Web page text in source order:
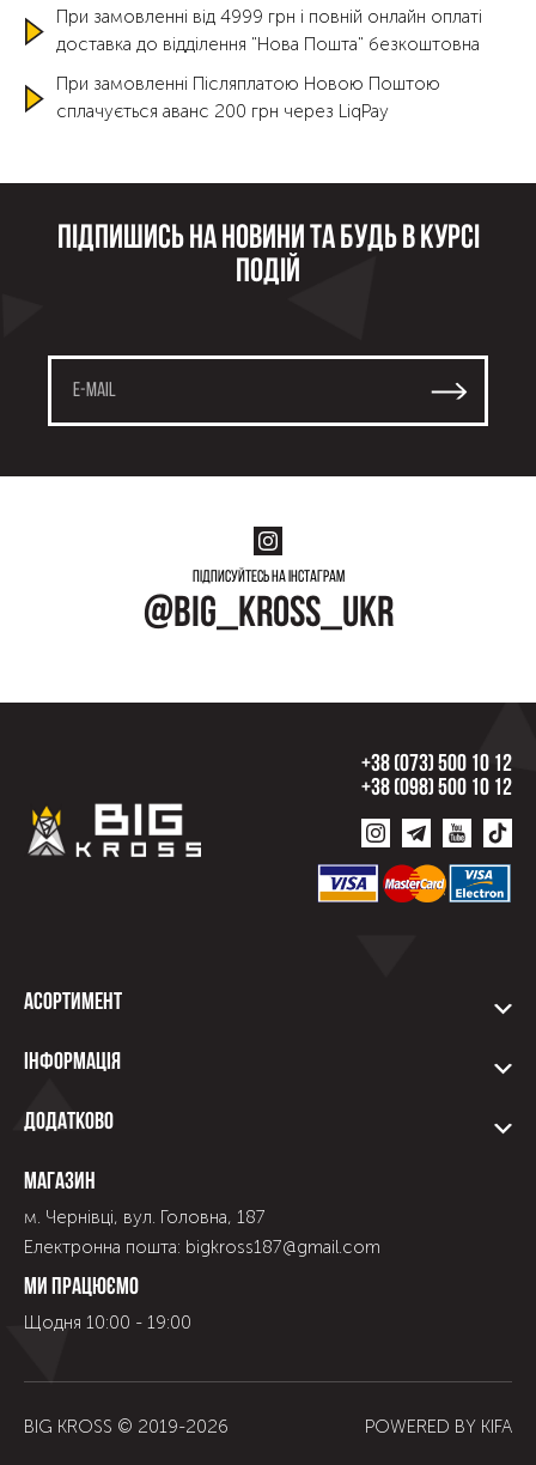
При замовленні від 4999 грн і повній онлайн оплаті
доставка до відділення "Нова Пошта" безкоштовна
При замовленні Післяплатою Новою Поштою
сплачується аванс 200 грн через LiqPay
Підпишись на новини та будь в курсі
подій
Підписуйтесь на інстаграм
@big_kross_ukr
+38 (073) 500 10 12
+38 (098) 500 10 12
Асортимент
Інформація
Додатково
Магазин
м. Чернівці, вул. Головна, 187
Електронна пошта: bigkross187@gmail.com
Ми працюємо
Щодня 10:00 - 19:00
BIG KROSS © 2019-2026 POWERED BY KIFA